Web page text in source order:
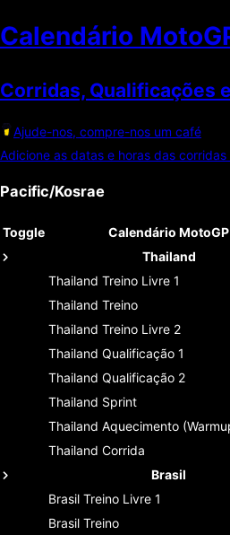
Calendário
Corridas, Qualificações
Ajude-nos, compre-nos um café
Adicione as datas e horas das corridas
Pacific/Kosrae
Toggle Calendário MotoGP
Thailand
Thailand Treino Livre 1
Thailand Treino
Thailand Treino Livre 2
Thailand Qualificação 1
Thailand Qualificação 2
Thailand Sprint
Thailand Aquecimento
Thailand Corrida
Brasil
Brasil Treino Livre 1
Brasil Treino